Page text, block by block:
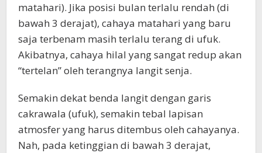
matahari). Jika posisi bulan terlalu rendah (di
bawah 3 derajat), cahaya matahari yang baru
saja terbenam masih terlalu terang di ufuk.
Akibatnya, cahaya hilal yang sangat redup akan
“tertelan” oleh terangnya langit senja.
Semakin dekat benda langit dengan garis
cakrawala (ufuk), semakin tebal lapisan
atmosfer yang harus ditembus oleh cahayanya.
Nah, pada ketinggian di bawah 3 derajat,